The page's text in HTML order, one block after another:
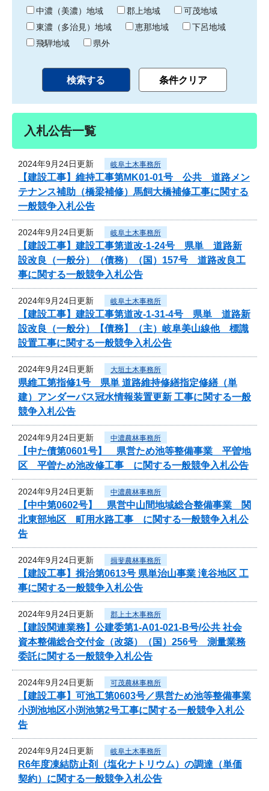
中濃（美濃）地域
郡上地域
可茂地域
東濃（多治見）地域
恵那地域
下呂地域
飛騨地域
県外
入札公告一覧
2024年9月24日更新 岐阜土木事務所
【建設工事】維持工事第MK01-01号 公共 道路メン
テナンス補助（橋梁補修）馬飼大橋補修工事に関する
一般競争入札公告
2024年9月24日更新 岐阜土木事務所
【建設工事】建設工事第道改-1-24号 県単 道路新
設改良（一般分）（債務）（国）157号 道路改良工
事に関する一般競争入札公告
2024年9月24日更新 岐阜土木事務所
【建設工事】建設工事第道改-1-31-4号 県単 道路新
設改良（一般分）【債務】（主）岐阜美山線他 標識
設置工事に関する一般競争入札公告
2024年9月24日更新 大垣土木事務所
県維工第指修1号 県単 道路維持修繕指定修繕（単
建）アンダーパス冠水情報装置更新 工事に関する一般
競争入札公告
2024年9月24日更新 中濃農林事務所
【中た債第0601号】 県営ため池等整備事業 平曽地
区 平曽ため池改修工事 に関する一般競争入札公告
2024年9月24日更新 中濃農林事務所
【中中第0602号】 県営中山間地域総合整備事業 関
北東部地区 町用水路工事 に関する一般競争入札公
告
2024年9月24日更新 揖斐農林事務所
【建設工事】揖治第0613号 県単治山事業 滝谷地区 工
事に関する一般競争入札公告
2024年9月24日更新 郡上土木事務所
【建設関連業務】公建委第1-A01-021-B号/公共 社会
資本整備総合交付金（改築）（国）256号 測量業務
委託に関する一般競争入札公告
2024年9月24日更新 可茂農林事務所
【建設工事】可池工第0603号／県営ため池等整備事業
小渕池地区小渕池第2号工事に関する一般競争入札公
告
2024年9月24日更新 岐阜土木事務所
R6年度凍結防止剤（塩化ナトリウム）の調達（単価
契約）に関する一般競争入札公告